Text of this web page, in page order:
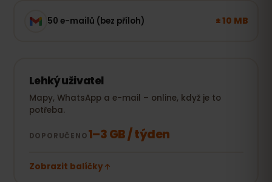
50 e-mailů (bez příloh) ± 10 MB
Lehký uživatel
Mapy, WhatsApp a e-mail – online, když je to
potřeba.
DOPORUČENO1–3 GB / týden
Zobrazit balíčky